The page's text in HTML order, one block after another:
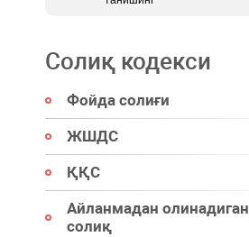
Солиқ кодекси
Фойда солиғи
ЖШДС
ҚҚС
Айланмадан олинадиган
солиқ